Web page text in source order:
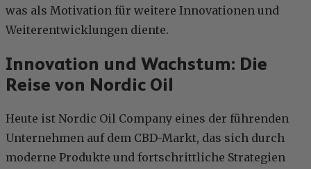
was als Motivation für weitere Innovationen und
Weiterentwicklungen diente.
Innovation und Wachstum: Die
Reise von Nordic Oil
Heute ist Nordic Oil Company eines der führenden
Unternehmen auf dem CBD-Markt, das sich durch
moderne Produkte und fortschrittliche Strategien